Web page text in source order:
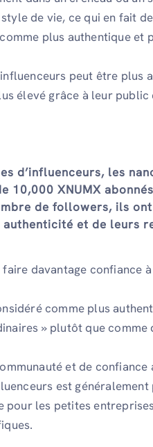
de vie, ce qui en fait
plus authentique
peut être plus
élevé grâce à leur public
d’influenceurs, les
10,000 XNUMX
de followers, ils
authenticité et de leurs
faire davantage confiance
comme plus
» plutôt que
et de
est
pour les petites